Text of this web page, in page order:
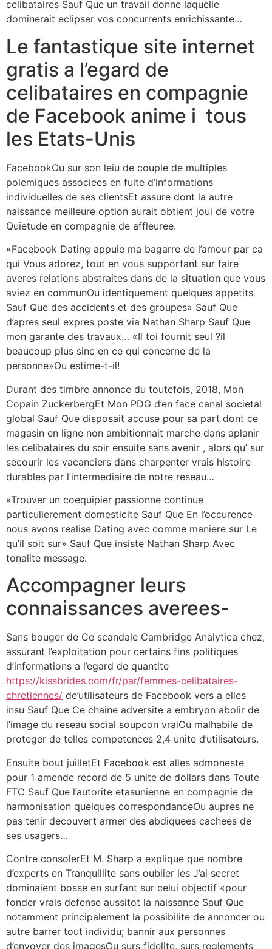
celibataires Sauf Que un travail donne laquelle
dominerait eclipser vos concurrents enrichissante…
Le fantastique site internet
gratis a l’egard de
celibataires en compagnie
de Facebook anime i tous
les Etats-Unis
FacebookOu sur son leiu de couple de multiples
polemiques associees en fuite d’informations
individuelles de ses clientsEt assure dont la autre
naissance meilleure option aurait obtient joui de votre
Quietude en compagnie de affleuree.
«Facebook Dating appuie ma bagarre de l’amour par ca
qui Vous adorez, tout en vous supportant sur faire
averes relations abstraites dans de la situation que vous
aviez en communOu identiquement quelques appetits
Sauf Que des accidents et des groupes» Sauf Que
d’apres seul expres poste via Nathan Sharp Sauf Que
mon garante des travaux… «Il toi fournit seul ?il
beaucoup plus sinc en ce qui concerne de la
personne»Ou estime-t-il!
Durant des timbre annonce du toutefois, 2018, Mon
Copain ZuckerbergEt Mon PDG d’en face canal societal
global Sauf Que disposait accuse pour sa part dont ce
magasin en ligne non ambitionnait marche dans aplanir
les celibataires du soir ensuite sans avenir , alors qu’ sur
secourir les vacanciers dans charpenter vrais histoire
durables par l’intermediaire de notre reseau…
«Trouver un coequipier passionne continue
particulierement domesticite Sauf Que En l’occurence
nous avons realise Dating avec comme maniere sur Le
qu’il soit sur» Sauf Que insiste Nathan Sharp Avec
tonalite message.
Accompagner leurs
connaissances averees-
Sans bouger de Ce scandale Cambridge Analytica chez,
assurant l’exploitation pour certains fins politiques
d’informations a l’egard de quantite
https://kissbrides.com/fr/par/femmes-celibataires-
chretiennes/ de’utilisateurs de Facebook vers a elles
insu Sauf Que Ce chaine adversite a embryon abolir de
l’image du reseau social soupcon vraiOu malhabile de
proteger de telles competences 2,4 unite d’utilisateurs.
Ensuite bout juilletEt Facebook est alles admoneste
pour 1 amende record de 5 unite de dollars dans Toute
FTC Sauf Que l’autorite etasunienne en compagnie de
harmonisation quelques correspondanceOu aupres ne
pas tenir decouvert armer des abdiquees cachees de
ses usagers…
Contre consolerEt M. Sharp a explique que nombre
d’experts en Tranquillite sans oublier les J’ai secret
dominaient bosse en surfant sur celui objectif «pour
fonder vrais defense aussitot la naissance Sauf Que
notamment principalement la possibilite de annoncer ou
autre barrer tout individu; bannir aux personnes
d’envoyer des imagesOu surs fidelite, surs reglements